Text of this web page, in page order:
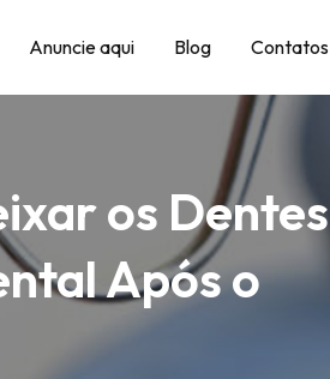
Anuncie aqui Blog Contatos
os Dentes
Após o